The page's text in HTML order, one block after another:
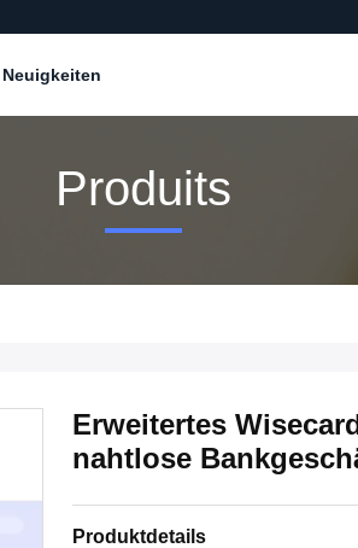
Neuigkeiten
Produits
Erweitertes
nahtlose
Produktdetails